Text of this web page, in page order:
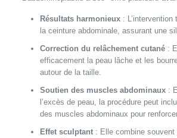
Résultats harmonieux: L’intervention
la ceinture abdominale, assurant une
Correction du relâchement cutané:
efficacement la peau lâche et les
autour de la taille.
Soutien des muscles abdominaux:
l’excès de peau, la procédure peut
des muscles abdominaux pour
Effet sculptant: Elle combine souvent